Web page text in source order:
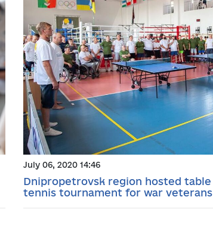
July 06, 2020 14:46
Dnipropetrovsk region hosted table
tennis tournament for war veterans